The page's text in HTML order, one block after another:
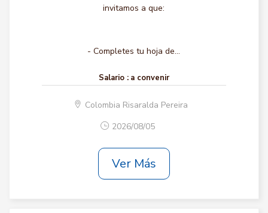
invitamos a que:
- Completes tu hoja de...
Salario : a convenir
Colombia Risaralda Pereira
2026/08/05
Ver Más